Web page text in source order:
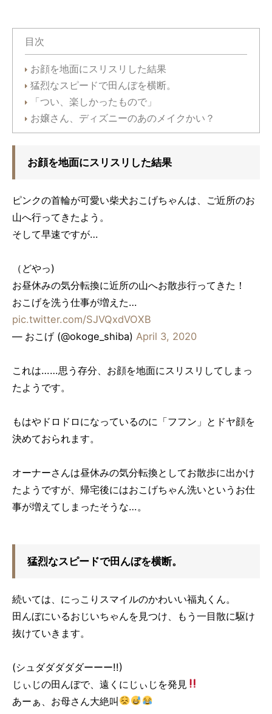
目次
お顔を地面にスリスリした結果
猛烈なスピードで田んぼを横断。
「つい、楽しかったもので」
お嬢さん、ディズニーのあのメイクかい？
お顔を地面にスリスリした結果
ピンクの首輪が可愛い柴犬おこげちゃんは、ご近所のお
山へ行ってきたよう。
そして早速ですが…
（どやっ)
お昼休みの気分転換に近所の山へお散歩行ってきた！
おこげを洗う仕事が増えた…
pic.twitter.com/SJVQxdVOXB
— おこげ (@okoge_shiba) April 3, 2020
これは……思う存分、お顔を地面にスリスリしてしまっ
たようです。
もはやドロドロになっているのに「フフン」とドヤ顔を
決めておられます。
オーナーさんは昼休みの気分転換としてお散歩に出かけ
たようですが、帰宅後にはおこげちゃん洗いというお仕
事が増えてしまったそうな…。
猛烈なスピードで田んぼを横断。
続いては、にっこりスマイルのかわいい福丸くん。
田んぼにいるおじいちゃんを見つけ、もう一目散に駆け
抜けていきます。
(シュダダダダダーーー!!)
じぃじの田んぼで、遠くにじぃじを発見
あーぁ、お母さん大絶叫